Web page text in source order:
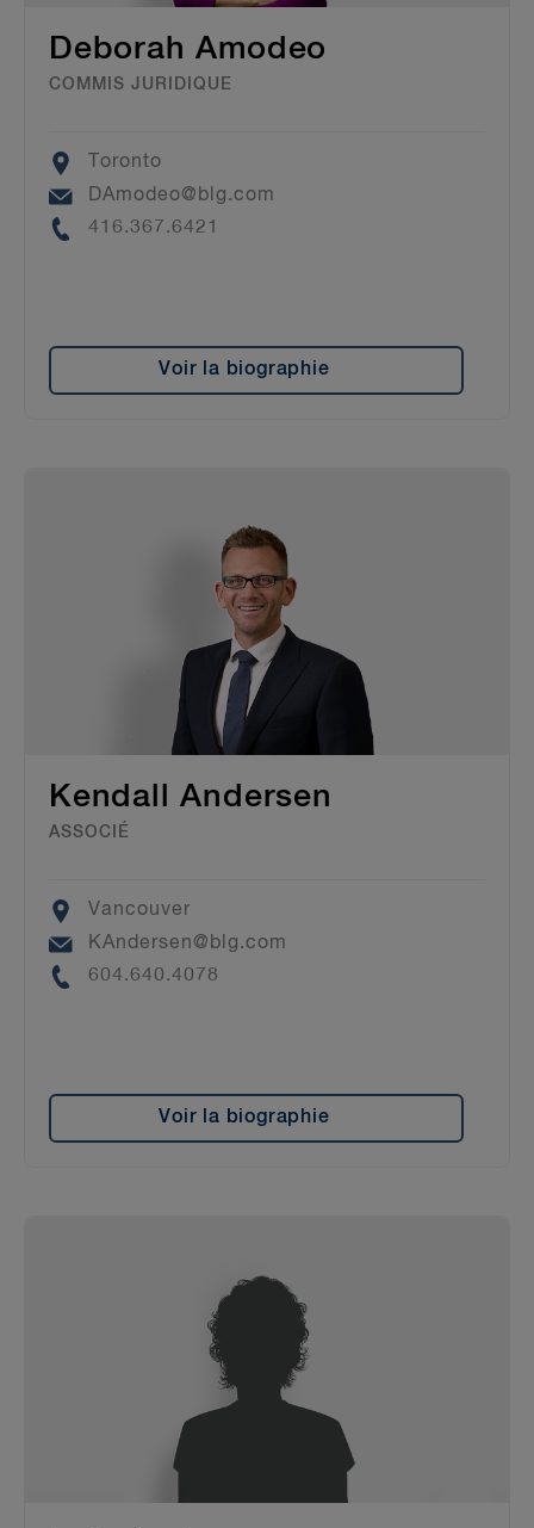
Deborah Amodeo
COMMIS JURIDIQUE
Location
Toronto
Email
DAmodeo@blg.com
Phone
416.367.6421
Voir la biographie
Kendall Andersen
ASSOCIÉ
Location
Vancouver
Email
KAndersen@blg.com
Phone
604.640.4078
Voir la biographie